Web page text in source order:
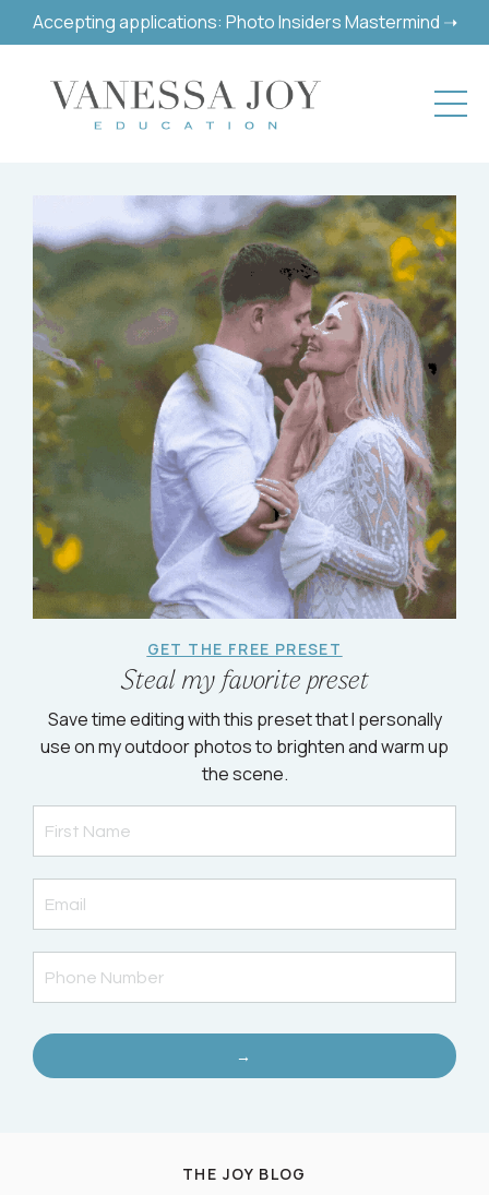
Accepting applications: Photo Insiders Mastermind ➝
GET THE FREE PRESET
Steal my favorite preset
Save time editing with this preset that I personally
use on my outdoor photos to brighten and warm up
the scene.
→
THE JOY BLOG